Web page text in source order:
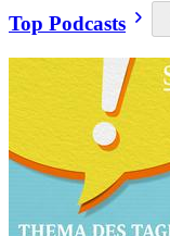
Top Podcasts